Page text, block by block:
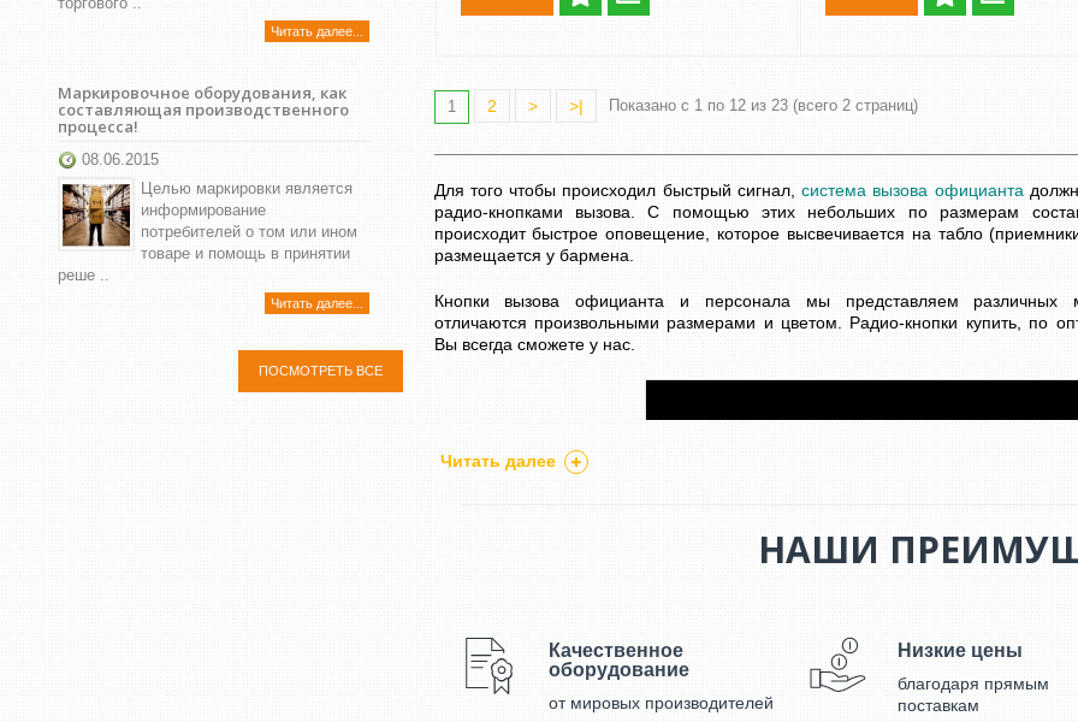
Читать далее...
Маркировочное оборудования, как
составляющая производственного
процесса!
08.06.2015
Целью маркировки является
информирование
потребителей о том или ином
товаре и помощь в принятии
реше ..
Читать далее...
ПОСМОТРЕТЬ ВСЕ
1 2 > >| Показано с 1 по 12 из 23 (всего 2 страниц)
Для того чтобы происходил быстрый сигнал, система вызова официанта
радио-кнопками вызова. С помощью этих небольших по размерам
происходит быстрое оповещение, которое высвечивается на табло
размещается у бармена.
Кнопки вызова официанта и персонала мы представляем различных
отличаются произвольными размерами и цветом. Радио-кнопки купить, по
Вы всегда сможете у нас.
Читать далее
НАШИ
Качественное
оборудование
от мировых производителей
Низкие цены
благодаря прямым
поставкам